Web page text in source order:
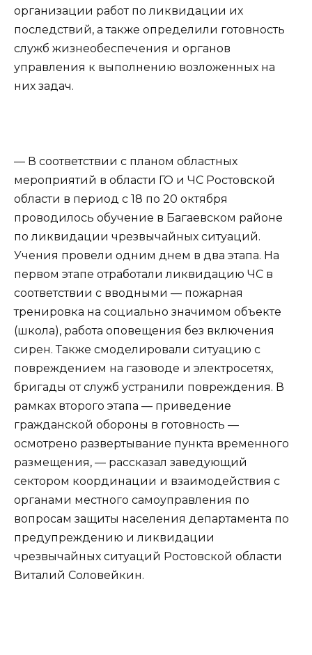
организации работ по ликвидации их
последствий, а также определили готовность
служб жизнеобеспечения и органов
управления к выполнению возложенных на
них задач.
— В соответствии с планом областных
мероприятий в области ГО и ЧС Ростовской
области в период с 18 по 20 октября
проводилось обучение в Багаевском районе
по ликвидации чрезвычайных ситуаций.
Учения провели одним днем в два этапа. На
первом этапе отработали ликвидацию ЧС в
соответствии с вводными — пожарная
тренировка на социально значимом объекте
(школа), работа оповещения без включения
сирен. Также смоделировали ситуацию с
повреждением на газоводе и электросетях,
бригады от служб устранили повреждения. В
рамках второго этапа — приведение
гражданской обороны в готовность —
осмотрено развертывание пункта временного
размещения, — рассказал заведующий
сектором координации и взаимодействия с
органами местного самоуправления по
вопросам защиты населения департамента по
предупреждению и ликвидации
чрезвычайных ситуаций Ростовской области
Виталий Соловейкин.